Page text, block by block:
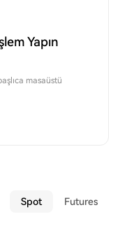
Yapın
masaüstü
Spot Futures